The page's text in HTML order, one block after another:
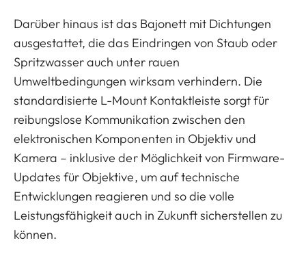
Darüber hinaus ist das Bajonett mit Dichtungen
ausgestattet, die das Eindringen von Staub oder
Spritzwasser auch unter rauen
Umweltbedingungen wirksam verhindern. Die
standardisierte L-Mount Kontaktleiste sorgt für
reibungslose Kommunikation zwischen den
elektronischen Komponenten in Objektiv und
Kamera – inklusive der Möglichkeit von Firmware-
Updates für Objektive, um auf technische
Entwicklungen reagieren und so die volle
Leistungsfähigkeit auch in Zukunft sicherstellen zu
können.